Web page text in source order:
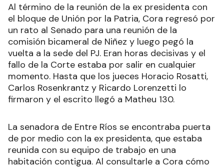
Al término de la reunión de la ex presidenta con
el bloque de Unión por la Patria, Cora regresó por
un rato al Senado para una reunión de la
comisión bicameral de Niñez y luego pegó la
vuelta a la sede del PJ. Eran horas decisivas y el
fallo de la Corte estaba por salir en cualquier
momento. Hasta que los jueces Horacio Rosatti,
Carlos Rosenkrantz y Ricardo Lorenzetti lo
firmaron y el escrito llegó a Matheu 130.
La senadora de Entre Ríos se encontraba puerta
de por medio con la ex presidenta, que estaba
reunida con su equipo de trabajo en una
habitación contigua. Al consultarle a Cora cómo